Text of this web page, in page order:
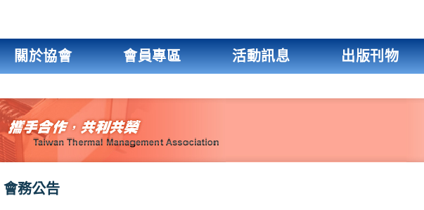
關於協會 會員專區 活動訊息 出版刊物
會務公告